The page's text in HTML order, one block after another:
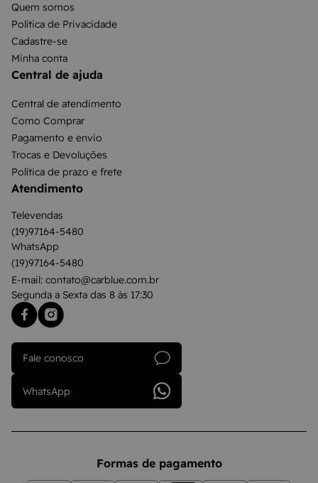
Quem somos
Política de Privacidade
Cadastre-se
Minha conta
Central de ajuda
Central de atendimento
Como Comprar
Pagamento e envio
Trocas e Devoluções
Política de prazo e frete
Atendimento
Televendas
(19)97164-5480
WhatsApp
(19)97164-5480
E-mail: contato@carblue.com.br
Segunda a Sexta das 8 às 17:30
Fale conosco
WhatsApp
Formas de pagamento